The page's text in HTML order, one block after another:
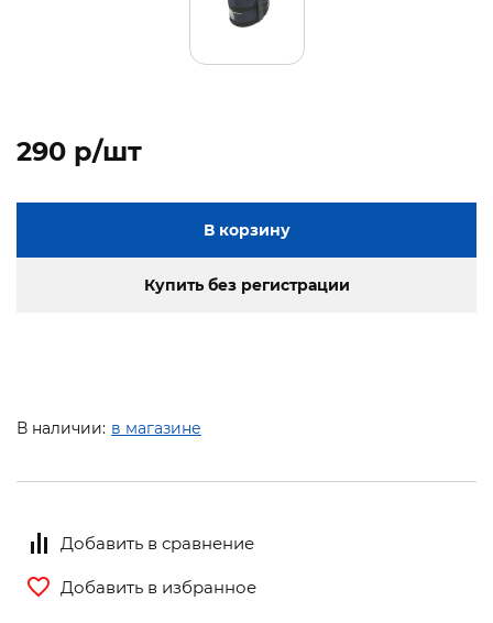
290 p/шт
В корзину
Купить без регистрации
В наличии: в магазине
Добавить в сравнение
Добавить в избранное